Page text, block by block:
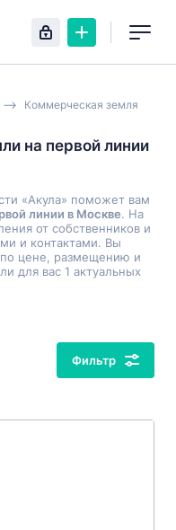
Коммерческая земля
на первой линии
«Акула» поможет вам
линии в Москве. На
от собственников и
и контактами. Вы
цене, размещению и
для вас 1 актуальных
Фильтр